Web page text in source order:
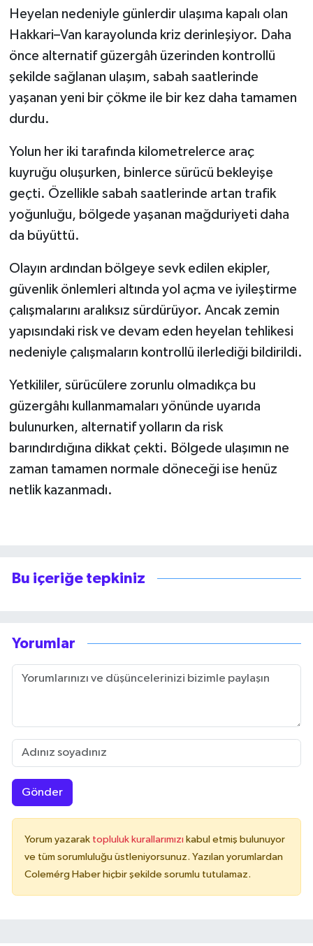
Heyelan nedeniyle günlerdir ulaşıma kapalı olan
Hakkari–Van karayolunda kriz derinleşiyor. Daha
önce alternatif güzergâh üzerinden kontrollü
şekilde sağlanan ulaşım, sabah saatlerinde
yaşanan yeni bir çökme ile bir kez daha tamamen
durdu.
Yolun her iki tarafında kilometrelerce araç
kuyruğu oluşurken, binlerce sürücü bekleyişe
geçti. Özellikle sabah saatlerinde artan trafik
yoğunluğu, bölgede yaşanan mağduriyeti daha
da büyüttü.
Olayın ardından bölgeye sevk edilen ekipler,
güvenlik önlemleri altında yol açma ve iyileştirme
çalışmalarını aralıksız sürdürüyor. Ancak zemin
yapısındaki risk ve devam eden heyelan tehlikesi
nedeniyle çalışmaların kontrollü ilerlediği bildirildi.
Yetkililer, sürücülere zorunlu olmadıkça bu
güzergâhı kullanmamaları yönünde uyarıda
bulunurken, alternatif yolların da risk
barındırdığına dikkat çekti. Bölgede ulaşımın ne
zaman tamamen normale döneceği ise henüz
netlik kazanmadı.
Bu içeriğe tepkiniz
Yorumlar
Gönder
Yorum yazarak topluluk kurallarımızı kabul etmiş bulunuyor
ve tüm sorumluluğu üstleniyorsunuz. Yazılan yorumlardan
Colemérg Haber hiçbir şekilde sorumlu tutulamaz.
SPOR
TEKNOLOJİ